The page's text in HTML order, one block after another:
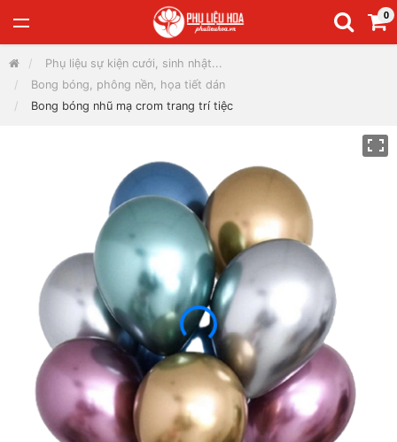
0
Phụ liệu sự kiện cưới, sinh nhật...
Bong bóng, phông nền, họa tiết dán
Bong bóng nhũ mạ crom trang trí tiệc